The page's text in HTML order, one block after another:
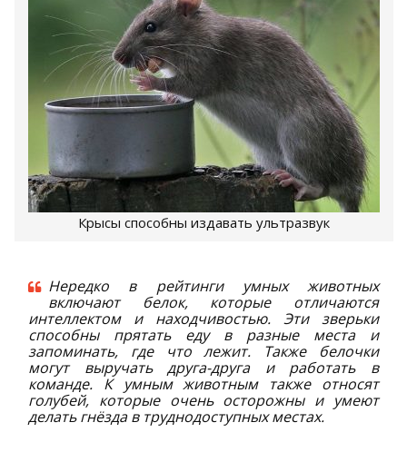
Крысы способны издавать ультразвук
Нередко в рейтинги умных животных
включают белок, которые отличаются
интеллектом и находчивостью. Эти зверьки
способны прятать еду в разные места и
запоминать, где что лежит. Также белочки
могут выручать друга-друга и работать в
команде. К умным животным также относят
голубей, которые очень осторожны и умеют
делать гнёзда в труднодоступных местах.